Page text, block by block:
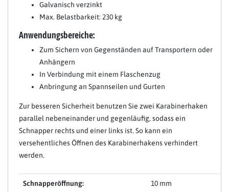
Galvanisch verzinkt
Max. Belastbarkeit: 230 kg
Anwendungsbereiche:
Zum Sichern von Gegenständen auf Transportern oder
Anhängern
In Verbindung mit einem Flaschenzug
Anbringung an Spannseilen und Gurten
Zur besseren Sicherheit benutzen Sie zwei Karabinerhaken
parallel nebeneinander und gegenläufig, sodass ein
Schnapper rechts und einer links ist. So kann ein
versehentliches Öffnen des Karabinerhakens verhindert
werden.
Schnapperöffnung: 10 mm